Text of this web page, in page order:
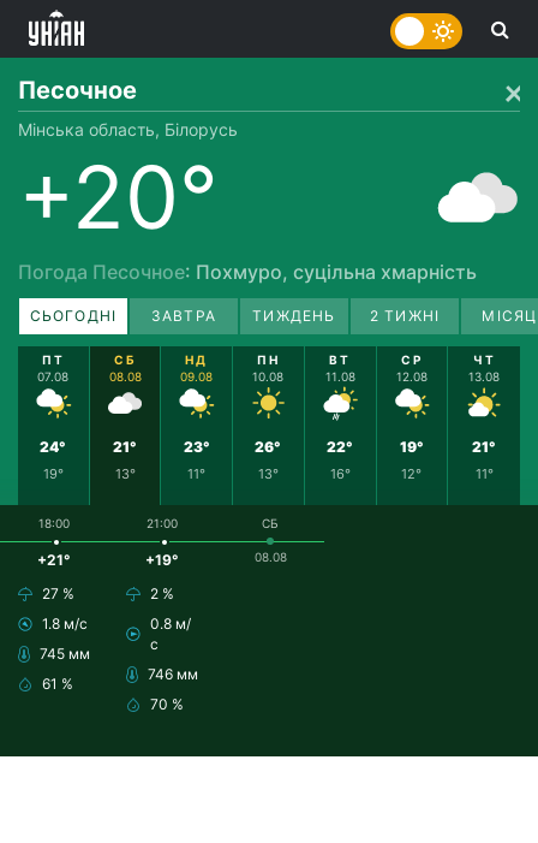
Песочное
Мінська область, Білорусь
+20°
Погода Песочное: Похмуро, суцільна хмарність
СЬОГОДНІ ЗАВТРА ТИЖДЕНЬ 2 ТИЖНІ
ПТ
07.08
24°
19°
СБ
08.08
21°
13°
НД
09.08
23°
11°
ПН
10.08
26°
13°
ВТ
11.08
22°
16°
СР
12.08
19°
12°
ЧТ
13.08
21°
11°
18:00
+21°
27 %
1.8 м/с
745 мм
61 %
21:00
+19°
2 %
0.8 м/
с
746 мм
70 %
СБ
08.08